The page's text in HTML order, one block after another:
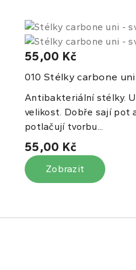
55,00 Kč
010 Stélky carbone uni
Antibakteriální stélky.
velikost. Dobře sají pot
potlačují tvorbu...
55,00 Kč
Zobrazit